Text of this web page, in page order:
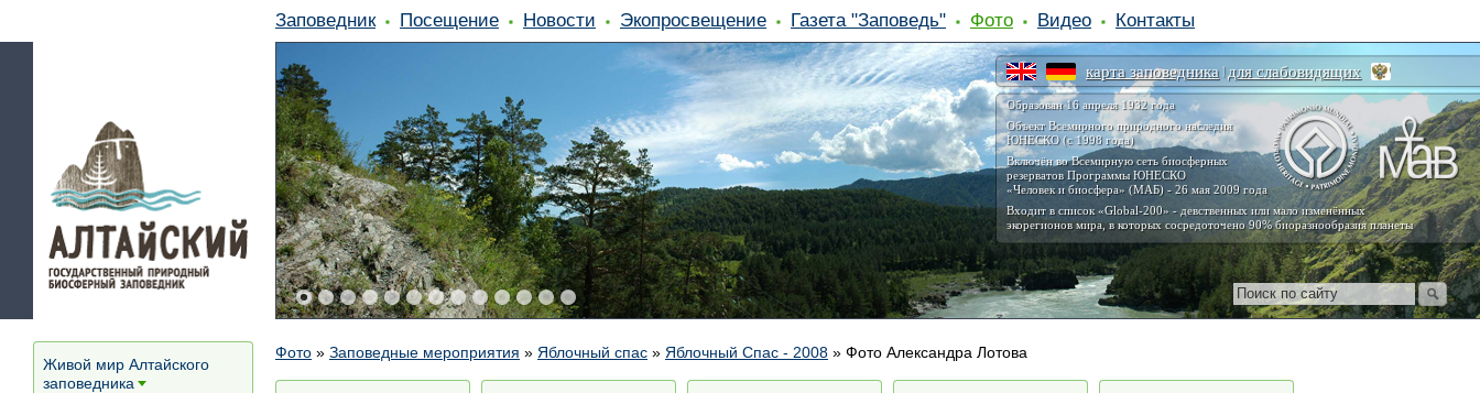
карта заповедника | для слабовидящих
Образован 16 апреля 1932 года
Объект Всемирного природного наследия
ЮНЕСКО (с 1998 года)
Включён во Всемирную сеть биосферных
резерватов Программы ЮНЕСКО
«Человек и биосфера» (МАБ) - 26 мая 2009 года
Входит в список «Global-200» - девственных или мало изменённых
экорегионов мира, в которых сосредоточено 90% биоразнообразия планеты
Заповедник Посещение Новости Экопросвещение Газета "Заповедь" Фото Видео Контакты
Фото » Заповедные мероприятия » Яблочный спас » Яблочный Спас - 2008 » Фото Александра Лотова
Живой мир Алтайского
заповедника